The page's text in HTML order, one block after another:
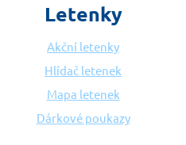
Letenky
Akční letenky
Hlídač letenek
Mapa letenek
Dárkové poukazy